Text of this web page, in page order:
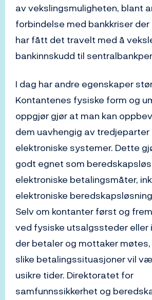
av vekslingsmuligheten, blant
forbindelse med bankkriser
har fått det travelt med å
bankinnskudd til
I dag har andre egenskaper
Kontantenes fysiske form og
oppgjør gjør at man kan
dem uavhengig av tredjeparter
elektroniske systemer. Dette
godt egnet som
elektroniske betalingsmåter,
elektroniske
Selv om kontanter først og
ved fysiske utsalgssteder eller
der betaler og mottaker
slike betalingssituasjoner vil
usikre tider. Direktoratet for
samfunnssikkerhet og